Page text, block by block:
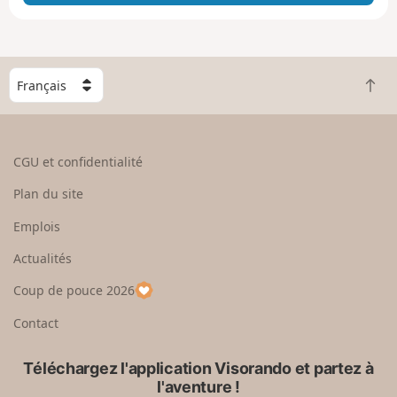
e
g
n
C
h
o
e
u
p
a
R
e
CGU et confidentialité
Plan du site
Emplois
Actualités
Coup de pouce 2026
Contact
Téléchargez l'application Visorando et partez à
l'aventure !